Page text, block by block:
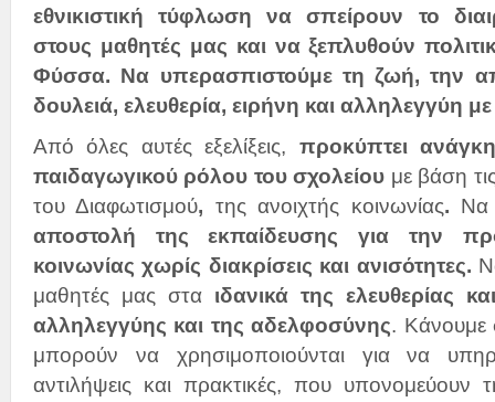
εθνικιστική τύφλωση
να σπείρουν το
στους μαθητές μας και να ξεπλυθούν
Φύσσα. Να υπερασπιστούμε τη ζωή, την
δουλειά, ελευθερία, ειρήνη και αλληλεγγύη
Από όλες αυτές εξελίξεις, προκύπτει
παιδαγωγικού ρόλου του σχολείου με βάση
του Διαφωτισμού, της ανοιχτής κοινωνίας. Να
αποστολή της εκπαίδευσης για την
κοινωνίας χωρίς διακρίσεις και ανισότητες.
μαθητές μας στα ιδανικά της ελευθερίας
αλληλεγγύης και της αδελφοσύνης. Κάνουμε
μπορούν να χρησιμοποιούνται για να
αντιλήψεις και πρακτικές, που υπονομεύουν